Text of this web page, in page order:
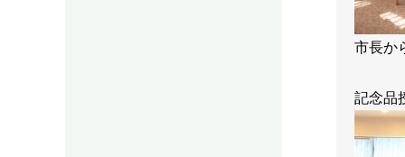
市長か
記念品